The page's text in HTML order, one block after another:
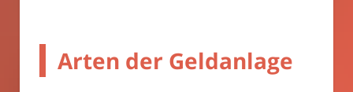
Arten der Geldanlage